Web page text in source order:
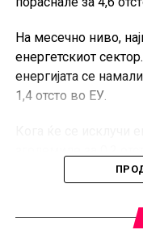
На месечно ниво,
енергетскиот
енергијата се
1,4 отсто во ЕУ.
покажува дека
Во еврозоната,